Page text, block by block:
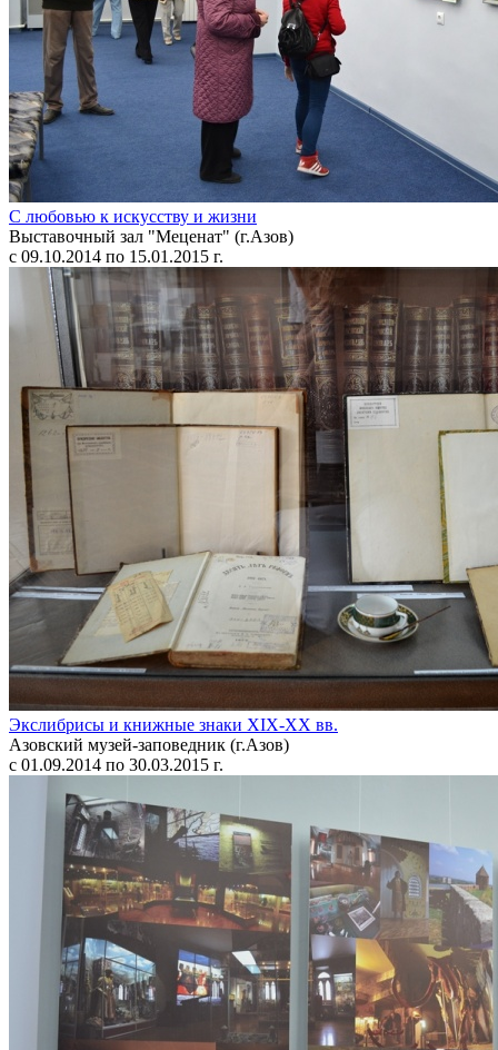
С любовью к искусству и жизни
Выставочный зал "Меценат" (г.Азов)
с 09.10.2014 по 15.01.2015 г.
Экслибрисы и книжные знаки XIX-XX вв.
Азовский музей-заповедник (г.Азов)
с 01.09.2014 по 30.03.2015 г.